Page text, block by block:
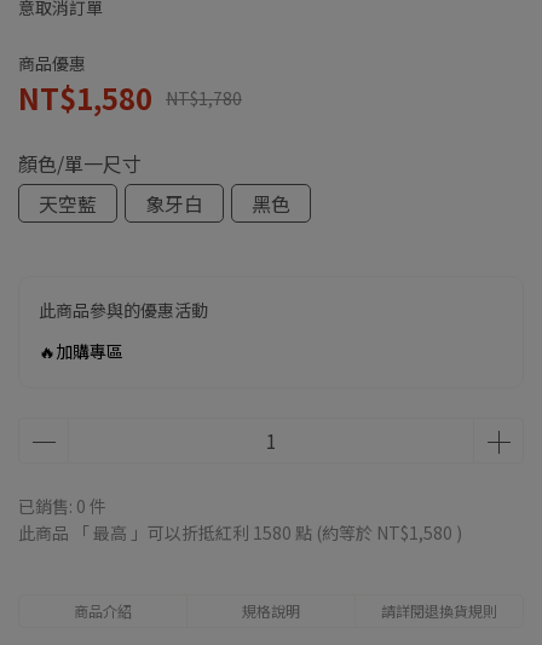
意取消訂單
商品優惠
NT$1,580 NT$1,780
顏色/單一尺寸
天空藍
象牙白 黑色
此商品參與的優惠活動
🔥加購專區
已銷售: 0 件
此商品 「 最高 」可以折抵紅利 1580 點 (約等於 NT$1,580 )
商品介紹 規格說明 請詳閱退換貨規則